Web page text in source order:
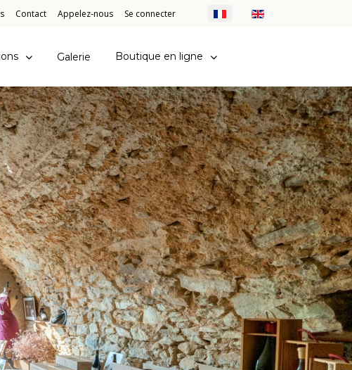
Contact Appelez-nous Se connecter Sélectionnez votre langue
Galerie Boutique en ligne